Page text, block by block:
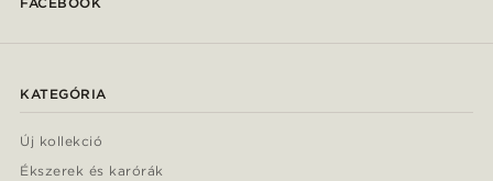
KATEGÓRIA
Új kollekció
Ékszerek és karórák